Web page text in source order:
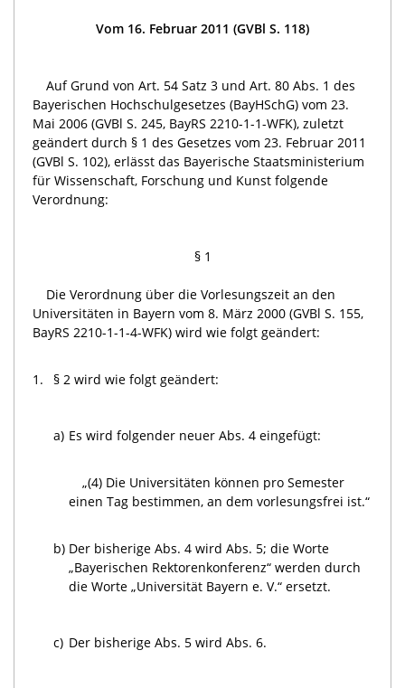
Vom 16. Februar 2011 (GVBl S. 118)
Auf Grund von Art. 54 Satz 3 und Art. 80 Abs. 1 des
Bayerischen Hochschulgesetzes (BayHSchG) vom 23.
Mai 2006 (GVBl S. 245, BayRS 2210-1-1-WFK), zuletzt
geändert durch § 1 des Gesetzes vom 23. Februar 2011
(GVBl S. 102), erlässt das Bayerische Staatsministerium
für Wissenschaft, Forschung und Kunst folgende
Verordnung:
§ 1
Die Verordnung über die Vorlesungszeit an den
Universitäten in Bayern vom 8. März 2000 (GVBl S. 155,
BayRS 2210-1-1-4-WFK) wird wie folgt geändert:
1. § 2 wird wie folgt geändert:
a) Es wird folgender neuer Abs. 4 eingefügt:
„(4) Die Universitäten können pro Semester
einen Tag bestimmen, an dem vorlesungsfrei ist.“
b) Der bisherige Abs. 4 wird Abs. 5; die Worte
„Bayerischen Rektorenkonferenz“ werden durch
die Worte „Universität Bayern e. V.“ ersetzt.
c) Der bisherige Abs. 5 wird Abs. 6.